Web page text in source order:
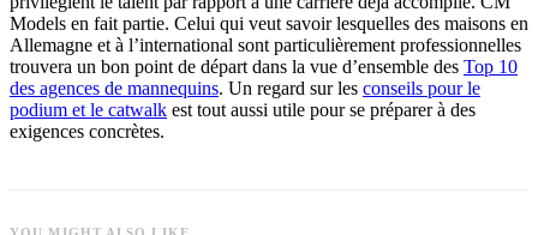
Models en fait partie. Celui qui veut savoir lesquelles des maisons en
Allemagne et à l’international sont particulièrement professionnelles
trouvera un bon point de départ dans la vue d’ensemble des Top 10
des agences de mannequins. Un regard sur les conseils pour le
podium et le catwalk est tout aussi utile pour se préparer à des
exigences concrètes.
YOU MIGHT ALSO LIKE